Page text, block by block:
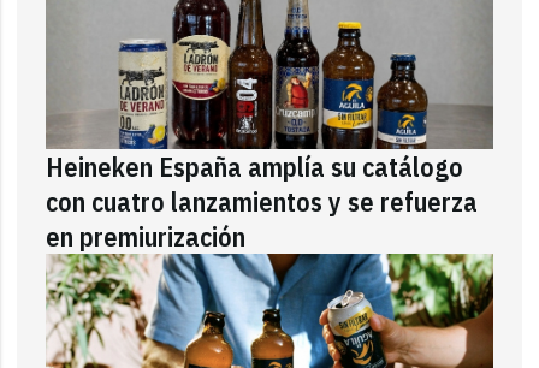
Heineken España amplía su catálogo
con cuatro lanzamientos y se refuerza
en premiurización